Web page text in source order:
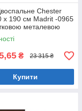
Chester
х 190 см Madrit -0965
металевою
рамою
₴ 23 315 ₴
Купити